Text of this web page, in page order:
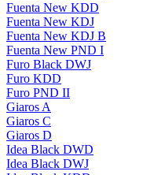
Fuenta New KDD
Fuenta New KDJ
Fuenta New KDJ B
Fuenta New PND I
Furo Black DWJ
Furo KDD
Furo PND II
Giaros A
Giaros C
Giaros D
Idea Black DWD
Idea Black DWJ